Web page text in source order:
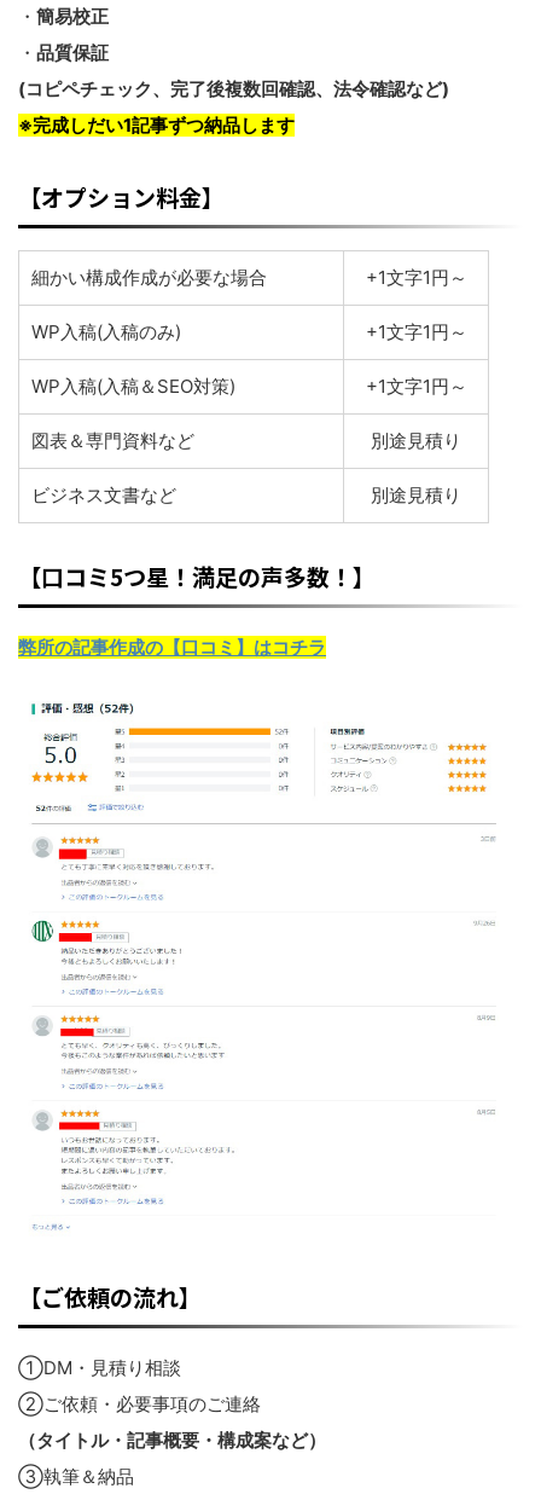
・ 簡易校正
・ 品質保証
(コピペチェック、完了後複数回確認、法令確認など)
※完成しだい1記事ずつ納品します
【オプション料金】
細かい構成作成が必要な場合 +1文字1円～
WP入稿(入稿のみ) +1文字1円～
WP入稿(入稿＆SEO対策) +1文字1円～
図表＆専門資料など 別途見積り
ビジネス文書など 別途見積り
【口コミ5つ星！満足の声多数！】
弊所の記事作成の【口コミ】はコチラ
【ご依頼の流れ】
①DM・見積り相談
②ご依頼・必要事項のご連絡
（タイトル・記事概要・構成案など）
③執筆＆納品